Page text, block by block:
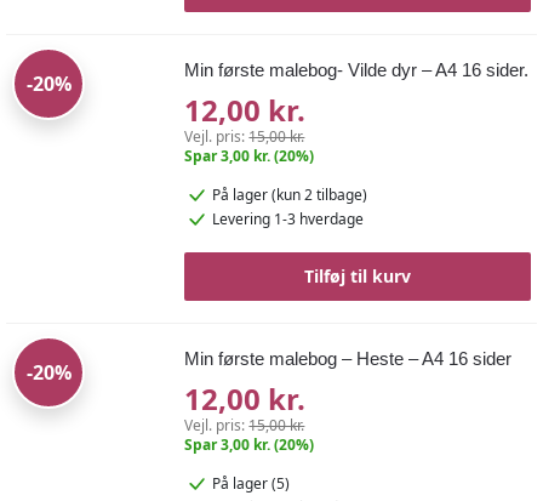
-20%
Min første malebog- Vilde dyr – A4 16 sider.
12,00 kr.
Vejl. pris:15,00 kr.
Spar 3,00 kr. (20%)
På lager(kun 2 tilbage)
Levering 1-3 hverdage
Tilføj til kurv
-20%
Min første malebog – Heste – A4 16 sider
12,00 kr.
Vejl. pris:15,00 kr.
Spar 3,00 kr. (20%)
På lager (5)